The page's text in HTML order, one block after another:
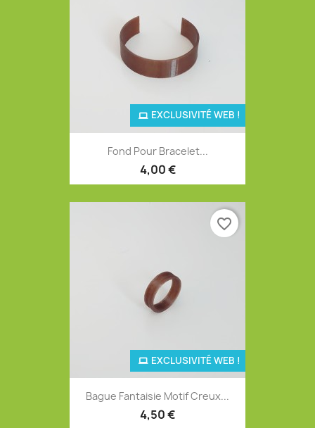
Fond Pour Bracelet...
4,00 €
EXCLUSIVITÉ WEB !
Bague Fantaisie Motif Creux...
4,50 €
EXCLUSIVITÉ WEB !
favorite_border